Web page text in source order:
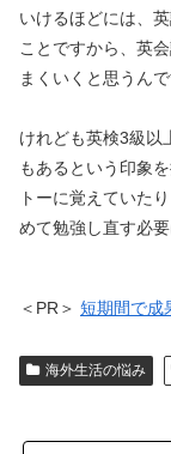
いけるほどには、
ことですから、英
まくいくと思うんで
けれども英検3級以
もあるという印象
トーに覚えていた
めて勉強し直す必要
＜PR＞ 短期間で成
海外生活の悩み